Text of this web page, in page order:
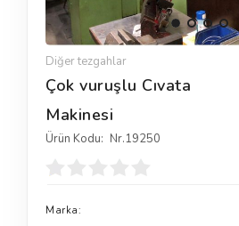
Diğer tezgahlar
Çok vuruşlu Cıvata
Makinesi
Ürün Kodu: Nr.19250
Marka: